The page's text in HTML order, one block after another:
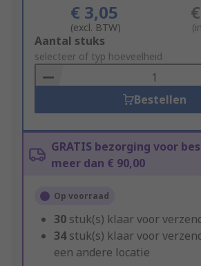
€ 3,05
(excl. BTW)
Add
to
Basket
Aantal stuks
selecteer of typ hoeveelheid
Bestellen
GRATIS bezorging voor
meer dan € 90,00
Op voorraad
30 stuk(s) klaar voor
34stuk(s) klaar voor
een andere locatie